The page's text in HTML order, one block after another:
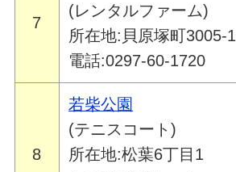
7
(レンタルファーム)
所在地:貝原塚町3005-1
電話:0297-60-1720
8
若柴公園
(テニスコート)
所在地:松葉6丁目1